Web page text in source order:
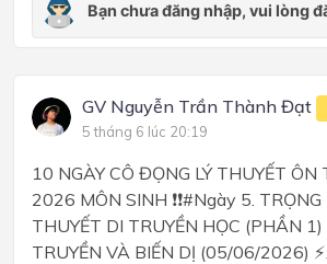
GV Nguyễn Trần Thành Đạt
5 tháng 6 lúc 20:19
10 NGÀY CÔ ĐỌNG LÝ THUYẾT ÔN
2026 MÔN SINH ❗❗#Ngày 5.
THUYẾT DI TRUYỀN HỌC (PHẦN 1)
TRUYỀN VÀ BIẾN DỊ (05/06/2026)